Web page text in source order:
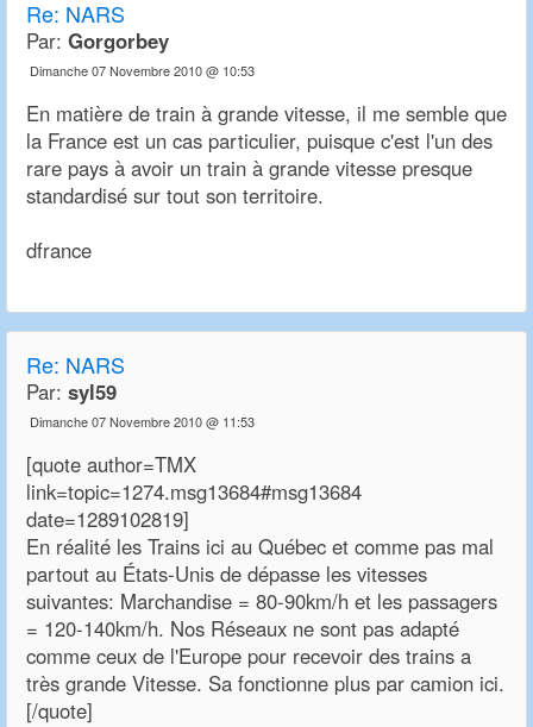
Re: NARS
Par: Gorgorbey
Dimanche 07 Novembre 2010 @ 10:53
En matière de train à grande vitesse, il me semble que
la France est un cas particulier, puisque c'est l'un des
rare pays à avoir un train à grande vitesse presque
standardisé sur tout son territoire.
dfrance
Re: NARS
Par: syl59
Dimanche 07 Novembre 2010 @ 11:53
[quote author=TMX
link=topic=1274.msg13684#msg13684
date=1289102819]
En réalité les Trains ici au Québec et comme pas mal
partout au États-Unis de dépasse les vitesses
suivantes: Marchandise = 80-90km/h et les passagers
= 120-140km/h. Nos Réseaux ne sont pas adapté
comme ceux de l'Europe pour recevoir des trains a
très grande Vitesse. Sa fonctionne plus par camion ici.
[/quote]